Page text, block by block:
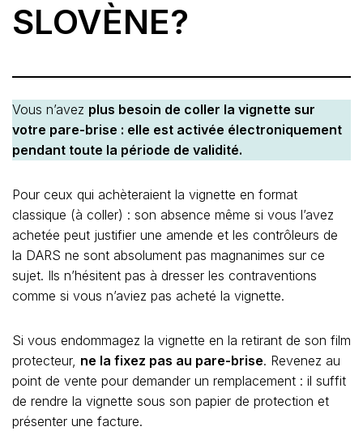
SLOVÈNE?
Vous n’avez plus besoin de coller la vignette sur
votre pare-brise : elle est activée électroniquement
pendant toute la période de validité.
Pour ceux qui achèteraient la vignette en format
classique (à coller) : son absence même si vous l’avez
achetée peut justifier une amende et les contrôleurs de
la DARS ne sont absolument pas magnanimes sur ce
sujet. Ils n’hésitent pas à dresser les contraventions
comme si vous n’aviez pas acheté la vignette.
Si vous endommagez la vignette en la retirant de son film
protecteur, ne la fixez pas au pare-brise. Revenez au
point de vente pour demander un remplacement : il suffit
de rendre la vignette sous son papier de protection et
présenter une facture.